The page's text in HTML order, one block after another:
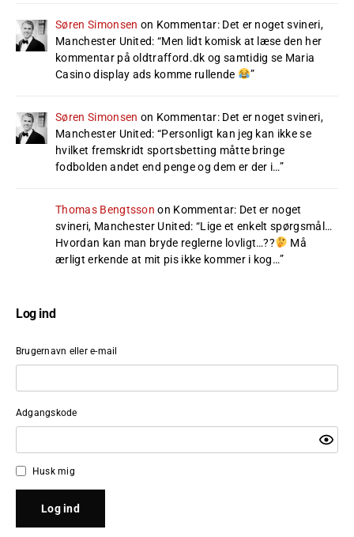
Søren Simonsen on Kommentar: Det er noget svineri,
Manchester United: “Men lidt komisk at læse den her
kommentar på oldtrafford.dk og samtidig se Maria
Casino display ads komme rullende
”
Søren Simonsen on Kommentar: Det er noget svineri,
Manchester United: “Personligt kan jeg kan ikke se
hvilket fremskridt sportsbetting måtte bringe
fodbolden andet end penge og dem er der i…”
Thomas Bengtsson on Kommentar: Det er noget
svineri, Manchester United: “Lige et enkelt spørgsmål…
Hvordan kan man bryde reglerne lovligt…??
Må
ærligt erkende at mit pis ikke kommer i kog…”
Log ind
Brugernavn eller e-mail
Adgangskode
Husk mig